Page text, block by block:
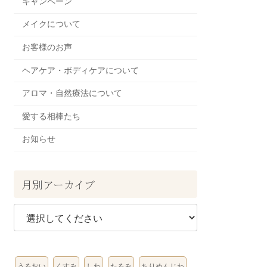
メイクについて
お客様のお声
ヘアケア・ボディケアについて
アロマ・自然療法について
愛する相棒たち
お知らせ
月別アーカイブ